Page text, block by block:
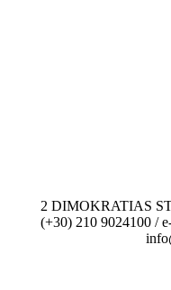
2 DIMOKRATIAS
(+30) 210 9024100 /